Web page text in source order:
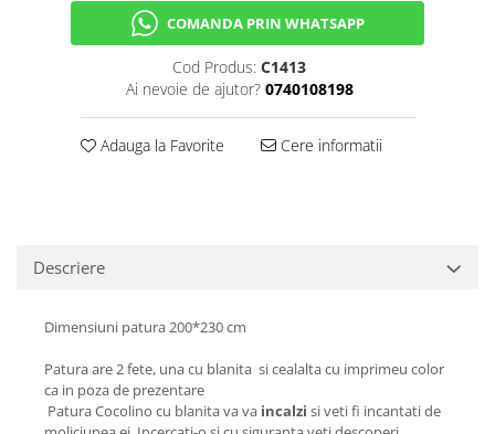
COMANDA PRIN WHATSAPP
Cod Produs: C1413
Ai nevoie de ajutor? 0740108198
Adauga la Favorite Cere informatii
Descriere
Dimensiuni patura 200*230 cm
Patura are 2 fete, una cu blanita si cealalta cu imprimeu color
ca in poza de prezentare
Patura Cocolino cu blanita va va incalzi si veti fi incantati de